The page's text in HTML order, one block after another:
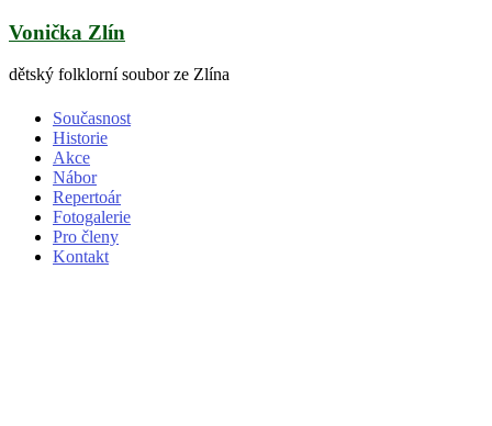
Skip
content
Vonička Zlín
dětský folklorní soubor ze Zlína
Současnost
Historie
Akce
Nábor
Repertoár
Fotogalerie
Pro členy
Kontakt